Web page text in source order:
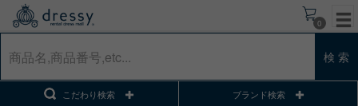
0
検 索
こだわり検索 ブランド検索